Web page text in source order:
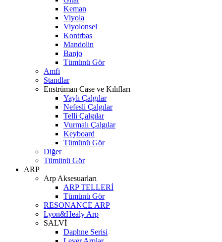
Keman
Viyola
Viyolonsel
Kontrbas
Mandolin
Banjo
Tümünü Gör
Amfi
Standlar
Enstrüman Case ve Kılıfları
Yaylı Çalgılar
Nefesli Çalgılar
Telli Çalgılar
Vurmalı Çalgılar
Keyboard
Tümünü Gör
Diğer
Tümünü Gör
ARP
Arp Aksesuarları
ARP TELLERİ
Tümünü Gör
RESONANCE ARP
Lyon&Healy Arp
SALVİ
Daphne Serisi